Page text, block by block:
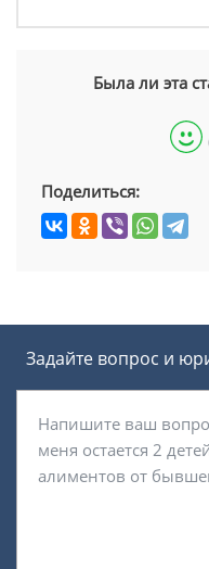
Была ли эта
Поделиться:
Задайте вопрос и